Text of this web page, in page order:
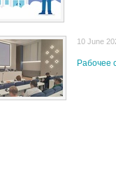
10 June
Рабочее